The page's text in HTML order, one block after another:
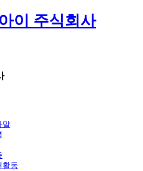
이 주식회사
말
활동